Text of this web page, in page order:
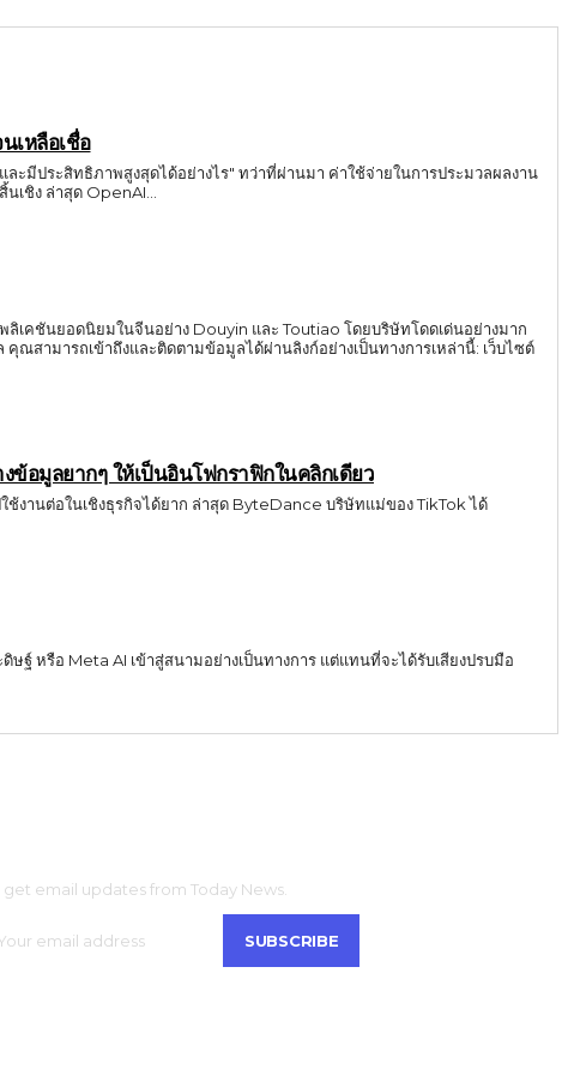
เหลือเชื่อ
มีประสิทธิภาพสูงสุดได้อย่างไร" ทว่าที่ผ่านมา ค่าใช้จ่ายในการประมวลผลงาน
ปริมาณมหาศาลมักเป็นข้อจำกัดชิ้นใหญ่ที่ทำให้หลายทีมต้องคิดหนัก แต่นับตั้งแต่วันนี้เป็นต้นไป สมการเหล่านั้นกำลังจะเปลี่ยนไปอย่างสิ้นเชิง ล่าสุด OpenAI...
เคชันยอดนิยมในจีนอย่าง Douyin และ Toutiao โดยบริษัทโดดเด่นอย่างมาก
รถเข้าถึงและติดตามข้อมูลได้ผ่านลิงก์อย่างเป็นทางการเหล่านี้: เว็บไซต์
ข้อมูลยากๆ ให้เป็นอินโฟกราฟิกในคลิกเดียว
านต่อในเชิงธุรกิจได้ยาก ล่าสุด ByteDance บริษัทแม่ของ TikTok ได้
ฐ์ หรือ Meta AI เข้าสู่สนามอย่างเป็นทางการ แต่แทนที่จะได้รับเสียงปรบมือ
get email updates from Today News.
SUBSCRIBE